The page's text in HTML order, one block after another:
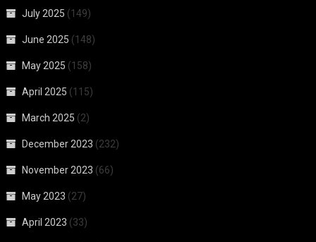
July 2025 (149)
June 2025 (148)
May 2025 (158)
April 2025 (115)
March 2025 (2)
December 2023 (232)
November 2023 (66)
May 2023 (27)
April 2023 (33)